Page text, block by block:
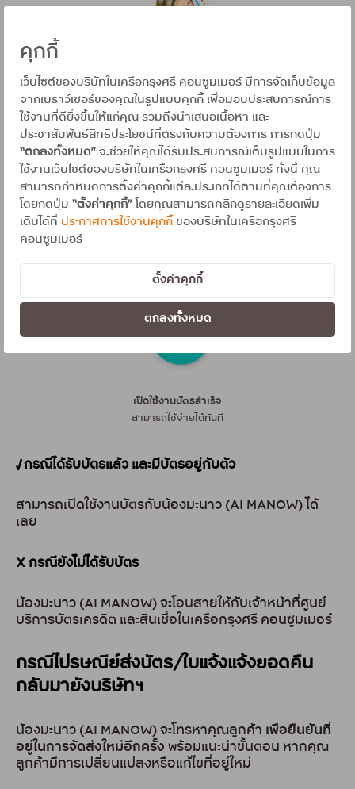
คุกกี้
เว็บไซต์ของบริษัทในเครือกรุงศรี คอนซูมเมอร์ มีการจัดเก็บข้อมูล
จากเบราว์เซอร์ของคุณในรูปแบบคุกกี้ เพื่อมอบประสบการณ์การ
ใช้งานที่ดียิ่งขึ้นให้แก่คุณ รวมถึงนำเสนอเนื้อหา และ
ประชาสัมพันธ์สิทธิประโยชน์ที่ตรงกับความต้องการ การกดปุ่ม
“ตกลงทั้งหมด”จะช่วยให้คุณได้รับประสบการณ์เต็มรูปแบบในการ
ใช้งานเว็บไซต์ของบริษัทในเครือกรุงศรี คอนซูมเมอร์ ทั้งนี้ คุณ
สามารถกำหนดการตั้งค่าคุกกี้แต่ละประเภทได้ตามที่คุณต้องการ
โดยกดปุ่ม “ตั้งค่าคุกกี้”โดยคุณสามารถคลิกดูรายละเอียดเพิ่ม
เติมได้ที่ ประกาศการใช้งานคุกกี้ของบริษัทในเครือกรุงศรี
คอนซูมเมอร์
ตั้งค่าคุกกี้
ตกลงทั้งหมด
น้องมะนาว (AI MANOW)
สอบถามสถานะการรับบัตร
น้องมะนาว (AI MANOW)
เปิดใช้งานบัตรสำเร็จ
สามารถใช้จ่ายได้ทันที
√ กรณีได้รับบัตรแล้ว และมีบัตรอยู่กับตัว
สามารถเปิดใช้งานบัตรกับน้องมะนาว (AI MANOW) ได้
เลย
X กรณียังไม่ได้รับบัตร
น้องมะนาว (AI MANOW) จะโอนสายให้กับเจ้าหน้าที่ศูนย์
บริการบัตรเครดิต และสินเชื่อในเครือกรุงศรี คอนซูมเมอร์
กรณีไปรษณีย์ส่งบัตร/ใบแจ้งแจ้งยอดคืน
กลับมายังบริษัทฯ
น้องมะนาว (AI MANOW) จะโทรหาคุณลูกค้า เพื่อยืนยันที่
อยู่ในการจัดส่งใหม่อีกครั้ง พร้อมแนะนำขั้นตอน หากคุณ
ลูกค้ามีการเปลี่ยนแปลงหรือแก้ไขที่อยู่ใหม่